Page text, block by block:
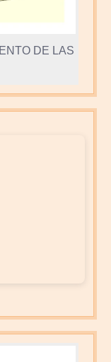
DE LAS